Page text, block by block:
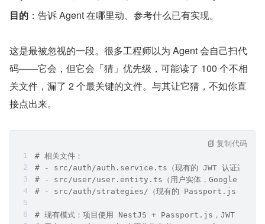
目的 ：告诉 Agent 在哪里动、参考什么已有实现。
这是最被忽视的一段。很多工程师以为 Agent 会自己扫代
码——它会，但它会「猜」优先级，可能读了 100 个不相
关文件，漏了 2 个最关键的文件。与其让它猜，不如你直
接点出来。
# 相关文件：
# - src/auth/auth.service.ts（现有的 JWT 认证逻辑，新
# - src/user/user.entity.ts（用户实体，Google 登录需
# - src/auth/strategies/（现有的 Passport.js
# 现有模式：项目使用 NestJS + Passport.js，JWT
复制代码